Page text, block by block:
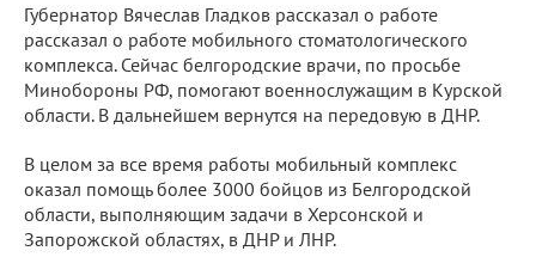
Губернатор Вячеслав Гладков рассказал о работе
рассказал о работе мобильного стоматологического
комплекса. Сейчас белгородские врачи, по просьбе
Минобороны РФ, помогают военнослужащим в Курской
области. В дальнейшем вернутся на передовую в ДНР.
В целом за все время работы мобильный комплекс
оказал помощь более 3000 бойцов из Белгородской
области, выполняющим задачи в Херсонской и
Запорожской областях, в ДНР и ЛНР.